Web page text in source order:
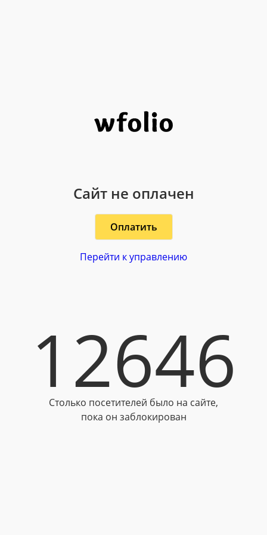
Сайт не оплачен
Оплатить
Перейти к управлению
12646
Столько посетителей было на сайте,
пока он заблокирован